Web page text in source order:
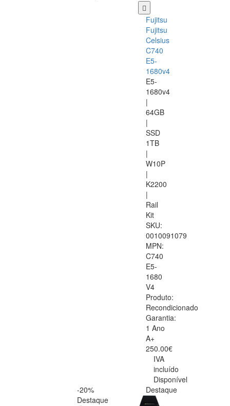
Fujitsu
Fujitsu
Celsius
C740
E5-
1680v4
E5-
1680v4
|
64GB
|
SSD
1TB
|
W10P
|
K2200
|
Rail
Kit
SKU:
0010091079
MPN:
C740
E5-
1680
V4
Produto:
Recondicionado
Garantia:
1 Ano
A+
250.00€
IVA
incluído
Disponível
-20%
Destaque
Destaque